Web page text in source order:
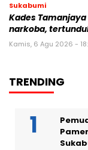
Sukabumi
Kades
narkoba,
Kamis, 6 Agu 2026 -
TRENDING